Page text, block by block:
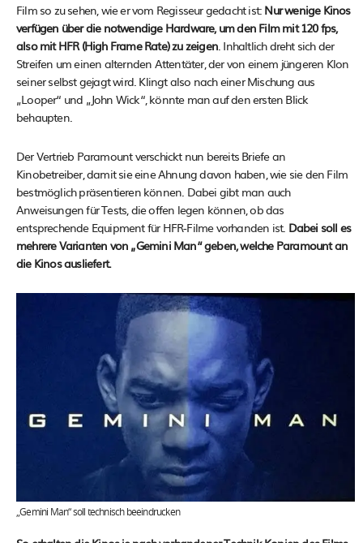
Film so zu sehen, wie er vom Regisseur gedacht ist: Nur wenige Kinos
verfügen über die notwendige Hardware, um den Film mit 120 fps,
also mit HFR (High Frame Rate) zu zeigen. Inhaltlich dreht sich der
Streifen um einen alternden Attentäter, der von einem jüngeren Klon
seiner selbst gejagt wird. Klingt also nach einer Mischung aus
„Looper“ und „John Wick“, könnte man auf den ersten Blick
behaupten.
Der Vertrieb Paramount verschickt nun bereits Briefe an
Kinobetreiber, damit sie eine Ahnung davon haben, wie sie den Film
bestmöglich präsentieren können. Dabei gibt man auch
Anweisungen für Tests, die offen legen können, ob das
entsprechende Equipment für HFR-Filme vorhanden ist. Dabei soll es
mehrere Varianten von „Gemini Man“ geben, welche Paramount an
die Kinos ausliefert.
„Gemini Man“ soll technisch beeindrucken